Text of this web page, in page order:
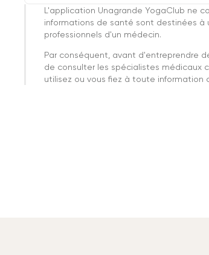
L'application Unagrande YogaClub ne
informations de santé sont destinées
professionnels d'un médecin.
Par conséquent, avant d'entreprendre
de consulter les spécialistes médicaux
utilisez ou vous fiez à toute